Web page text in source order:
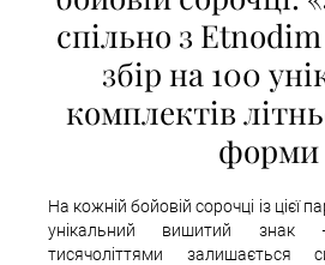
спільно з
збір на 100
комплектів
форми
На кожній бойовій сорочці із цієї
унікальний вишитий
тисячоліттями залишається